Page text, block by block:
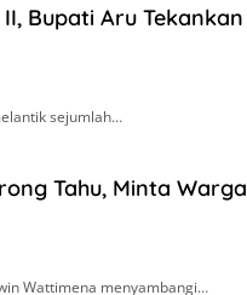
Bupati Aru Tekankan
sejumlah…
Tahu, Minta Warga
Wattimena menyambangi…